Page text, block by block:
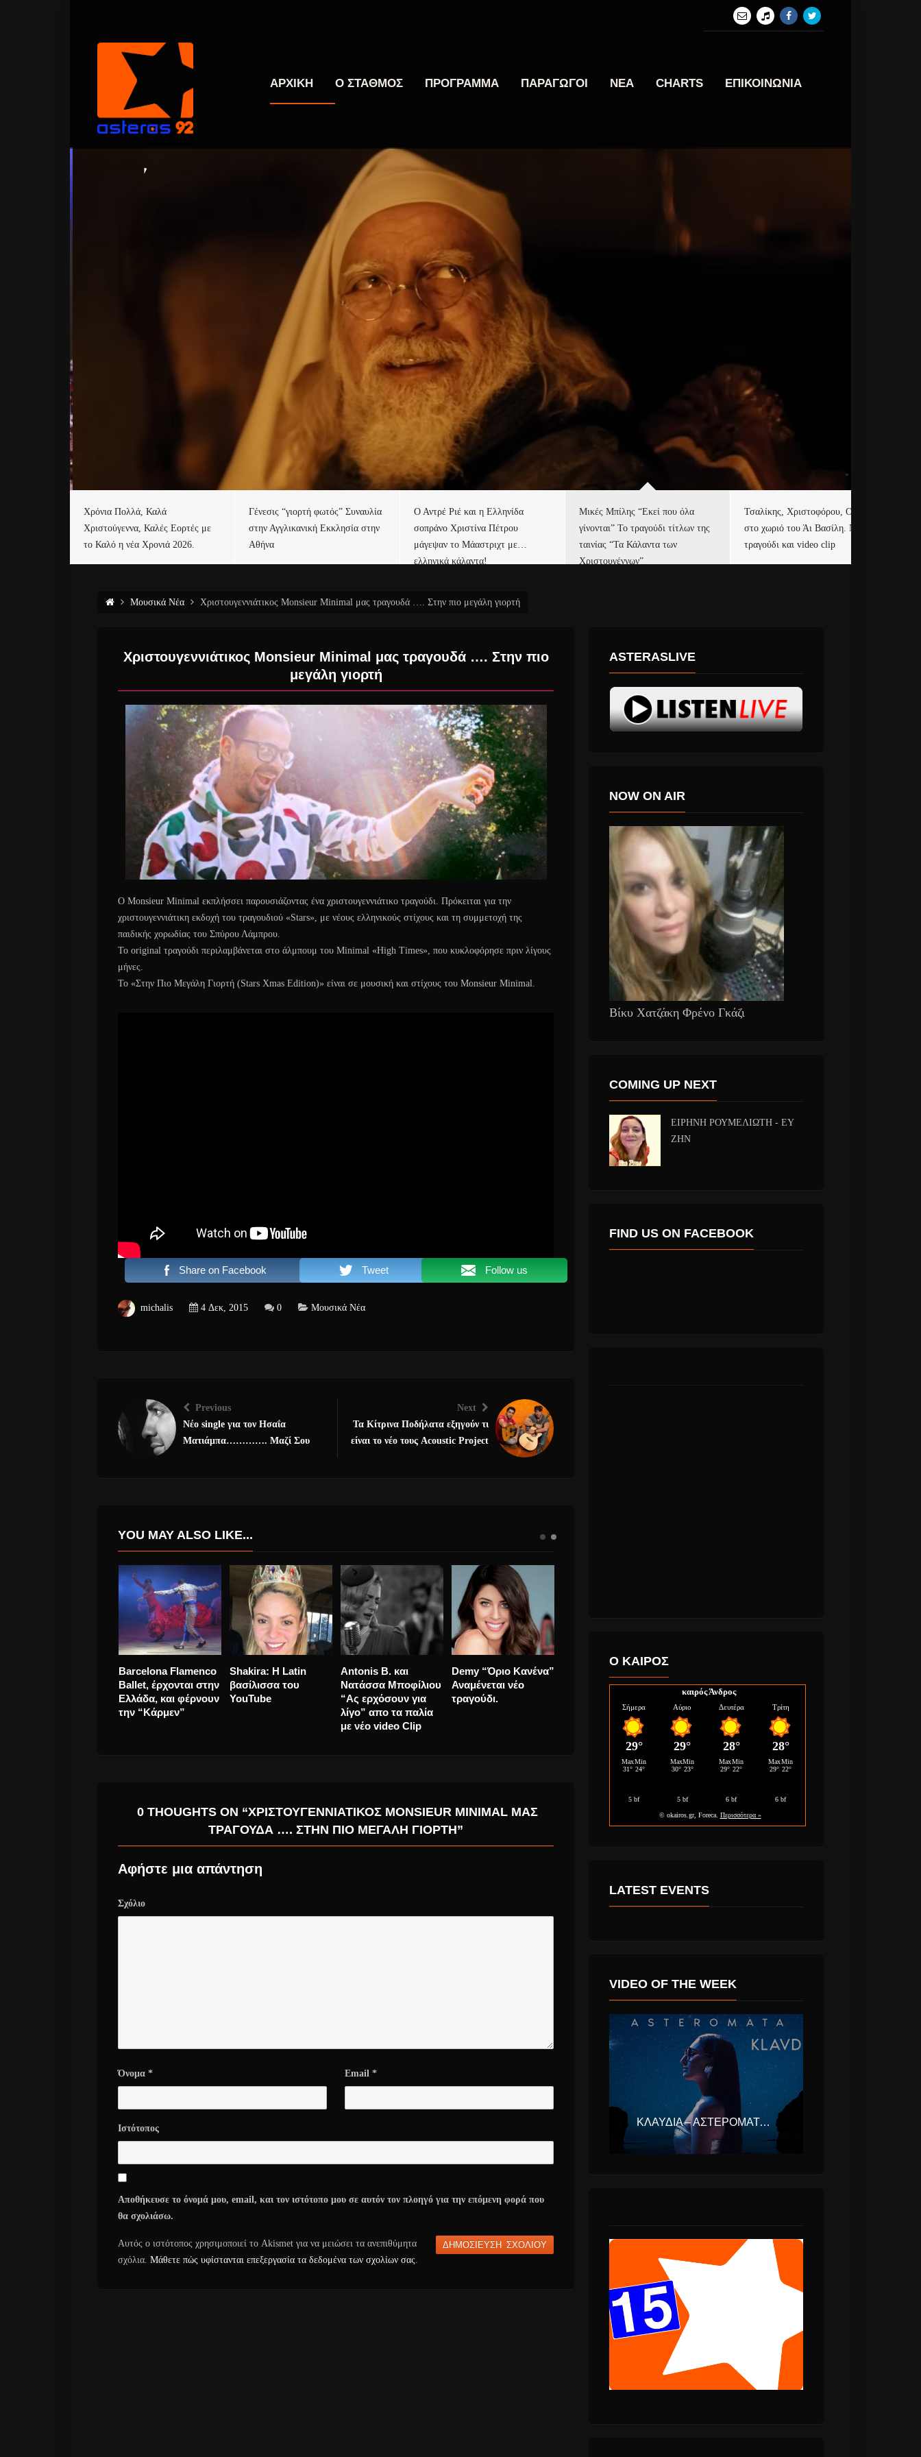
ΑΡΧΙΚΗ Ο ΣΤΑΘΜΟΣ ΠΡΟΓΡΑΜΜΑ ΠΑΡΑΓΩΓΟΙ ΝΕΑ CHARTS ΕΠΙΚΟΙΝΩΝΙΑ
Χρόνια Πολλά, Καλά
Χριστούγεννα, Καλές Εορτές με
το Καλό η νέα Χρονιά 2026.
Γένεσις “γιορτή φωτός” Συναυλία
στην Αγγλικανική Εκκλησία στην
Αθήνα
Ο Αντρέ Ριέ και η Ελληνίδα
σοπράνο Χριστίνα Πέτρου
μάγεψαν το Μάαστριχτ με…
ελληνικά κάλαντα!
Μικές Μπίλης “Εκεί που όλα
γίνονται” Το τραγούδι τίτλων της
ταινίας “Τα Κάλαντα των
Χριστουγέννων”
Τσαλίκης, Χριστοφόρου, ONE
στο χωριό του Άι Βασίλη. Νέο
τραγούδι και video clip
Μουσικά Νέα Χριστουγεννιάτικος Monsieur Minimal μας τραγουδά …. Στην πιο μεγάλη γιορτή
Χριστουγεννιάτικος Monsieur Minimal μας τραγουδά …. Στην πιο
μεγάλη γιορτή
Ο Monsieur Minimal εκπλήσσει παρουσιάζοντας ένα χριστουγεννιάτικο τραγούδι. Πρόκειται για την
χριστουγεννιάτικη εκδοχή του τραγουδιού «Stars», με νέους ελληνικούς στίχους και τη συμμετοχή της
παιδικής χορωδίας του Σπύρου Λάμπρου.
Το original τραγούδι περιλαμβάνεται στο άλμπουμ του Minimal «High Times», που κυκλοφόρησε πριν λίγους
μήνες.
Το «Στην Πιο Μεγάλη Γιορτή (Stars Xmas Edition)» είναι σε μουσική και στίχους του Monsieur Minimal.
Share on Facebook Tweet Follow us
michalis 4 Δεκ, 2015 0 Μουσικά Νέα
Previous
Νέο single για τον Ησαΐα
Ματιάμπα…………. Μαζί Σου
Next
Τα Κίτρινα Ποδήλατα εξηγούν τι
είναι το νέο τους Acoustic Project
YOU MAY ALSO LIKE...
ΑΚΥΚΛΟΦΟΡΗΤΑ
ΝΕΑ ΚΟΜΜΑΤΙΑ
ΑΠΟ ΤΟΥς GREEN
DAY!
«Ξανά»έρχονται…οι
OtherView #teaser
Barcelona Flamenco
Ballet, έρχονται στην
Ελλάδα, και φέρνουν
την “Κάρμεν”
Shakira: Η Latin
βασίλισσα του
YouTube
Νατάσσα Μποφίλιου
λίγο” απο τα παλία
με νέο video Clip
Αναμένεται νέο
τραγούδι.
0 THOUGHTS ON “ΧΡΙΣΤΟΥΓΕΝΝΙΆΤΙΚΟΣ MONSIEUR MINIMAL ΜΑΣ
ΤΡΑΓΟΥΔΆ …. ΣΤΗΝ ΠΙΟ ΜΕΓΆΛΗ ΓΙΟΡΤΉ”
Αφήστε μια απάντηση
Σχόλιο
Όνομα * Email *
Ιστότοπος
Αποθήκευσε το όνομά μου, email, και τον ιστότοπο μου σε αυτόν τον πλοηγό για την επόμενη φορά που
θα σχολιάσω.
Αυτός ο ιστότοπος χρησιμοποιεί το Akismet για να μειώσει τα ανεπιθύμητα
σχόλια. Μάθετε πώς υφίστανται επεξεργασία τα δεδομένα των σχολίων σας.
ASTERASLIVE
NOW ON AIR
Βίκυ Χατζάκη Φρένο Γκάζι
COMING UP NEXT
ΕΙΡΗΝΗ ΡΟΥΜΕΛΙΩΤΗ - ΕΥ
ΖΗΝ
FIND US ON FACEBOOK
Ο ΚΑΙΡΟΣ
καιρός Άνδρος
LATEST EVENTS
VIDEO OF THE WEEK
ΚΛΑΥΔΊΑ – ΑΣΤΕΡΟΜΆΤΑ (EUROVISION ΕΛΛΆΔΑ 2025)